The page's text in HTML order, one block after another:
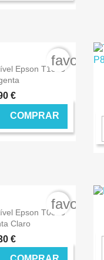
Epson T1303
€
COMPRAR
Epson T0806
Claro
€